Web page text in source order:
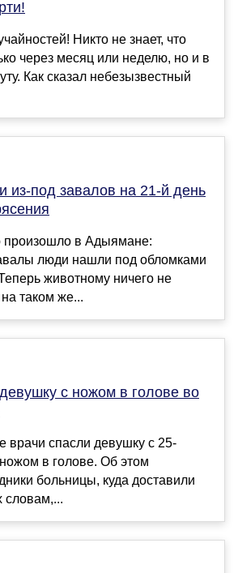
Никто не знает, что
через месяц или неделю, но и в
Как сказал небезызвестный
из-под завалов на 21-й день
произошло в Адыямане:
люди нашли под обломками
животному ничего не
таком же...
с ножом в голове во
врачи спасли девушку с 25-
в голове. Об этом
больницы, куда доставили
словам,...